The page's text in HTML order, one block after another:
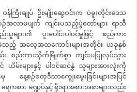
ဝန်ကြီးချုပ် ဦးမျိုးဆွေဝင်းက ပဲခူးတိုင်းဒေသ
ဉ်အလာမပျက် ကျင်းပသည့်ပွဲတော်များ ရာသီ
များ၏ ပူးပေါင်းပါဝင်မှုဖြင့် စည်ကား
သည့် အလေ့အထကောင်းများအတိုင်း ယခုနှစ်
စည်ကားသိုက်မြိုက်စွာ ကျင်းပပြုလုပ်သွား
င် ယိမ်းများနှင့် ပါဝင်ဆင်နွှဲ သူများအားလုံးကို
နေ့စဉ်စတုဒီသာကျွေးမွေးခြင်းများအပြင်
ကစား မဏ္ဍပ်နှင့် ရိုးရာအစားအစာများလည်း